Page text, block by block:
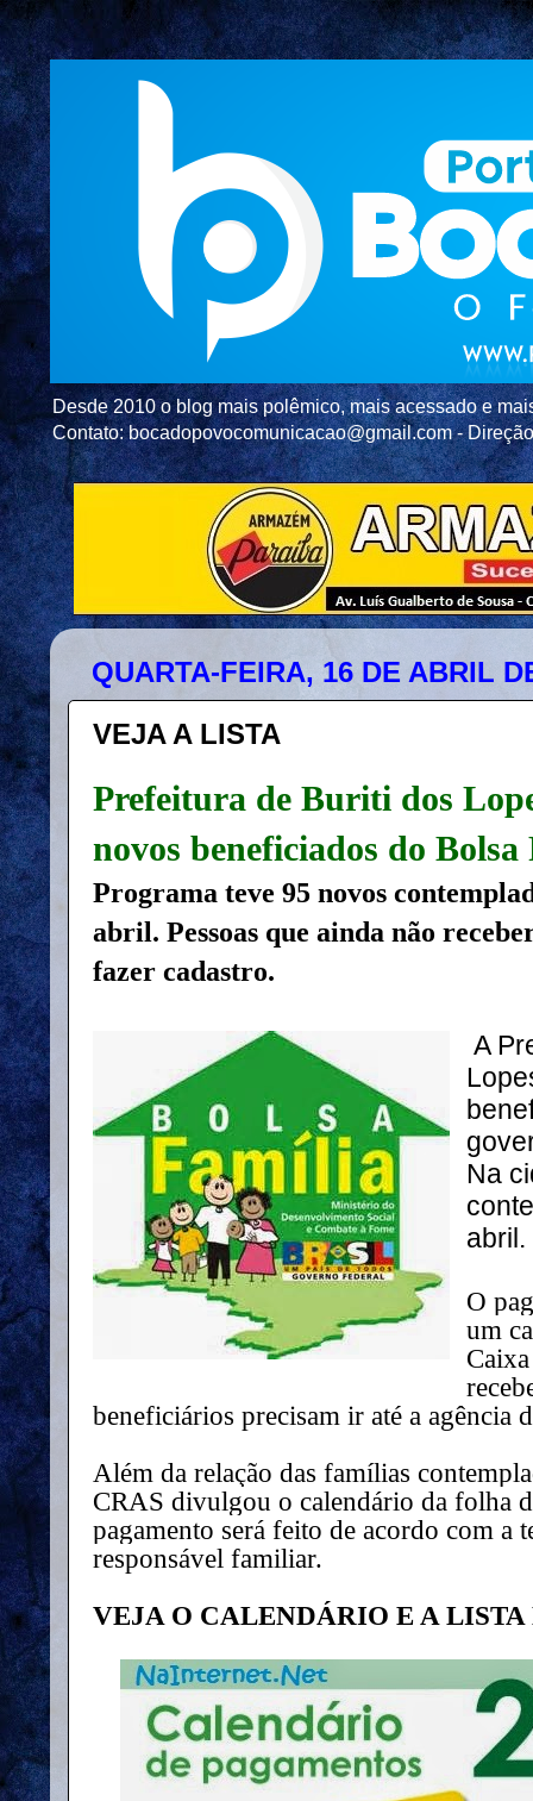
Desde 2010 o blog mais polêmico, mais acessado e
Contato: bocadopovocomunicacao@gmail.com -
QUARTA-FEIRA, 16 DE ABRIL
VEJA A LISTA
Prefeitura de Buriti dos
novos beneficiados do
Programa teve 95 novos
abril. Pessoas que ainda não
fazer cadastro.
A
Na
abril.
O
um
beneficiários precisam ir até a agência
Além da relação das famílias
CRAS divulgou o calendário da folha
pagamento será feito de acordo com a
responsável familiar.
VEJA O CALENDÁRIO E A